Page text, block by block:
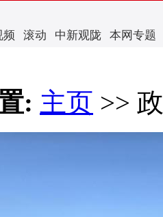
频 滚动 中新观陇 本网专题
: 主页 >>